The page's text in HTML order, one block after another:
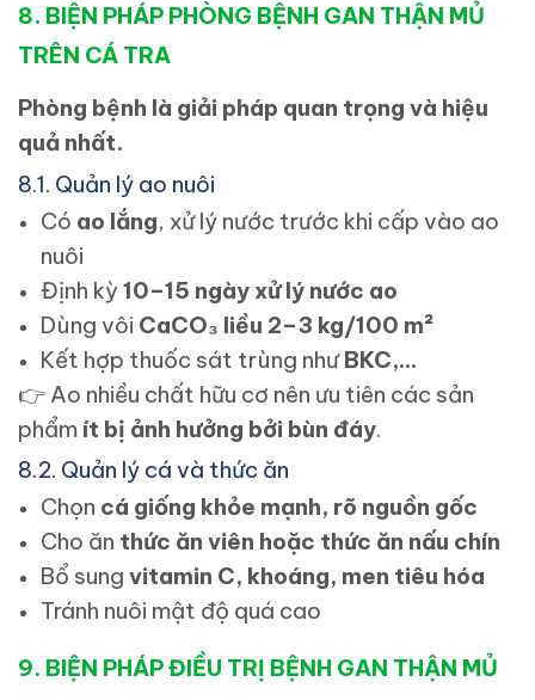
8. BIỆN PHÁP PHÒNG BỆNH GAN THẬN MỦ
TRÊN CÁ TRA
Phòng bệnh là giải pháp quan trọng và hiệu
quả nhất.
8.1. Quản lý ao nuôi
Có ao lắng, xử lý nước trước khi cấp vào ao
nuôi
Định kỳ10–15 ngày xử lý nước ao
Dùng vôi CaCO₃ liều 2–3 kg/100 m²
Kết hợp thuốc sát trùng nhưBKC,...
👉 Ao nhiều chất hữu cơ nên ưu tiên các sản
phẩm ít bị ảnh hưởng bởi bùn đáy.
8.2. Quản lý cá và thức ăn
Chọn cá giống khỏe mạnh, rõ nguồn gốc
Cho ăn thức ăn viên hoặc thức ăn nấu chín
Bổ sungvitamin C, khoáng, men tiêu hóa
Tránh nuôi mật độ quá cao
9. BIỆN PHÁP ĐIỀU TRỊ BỆNH GAN THẬN MỦ